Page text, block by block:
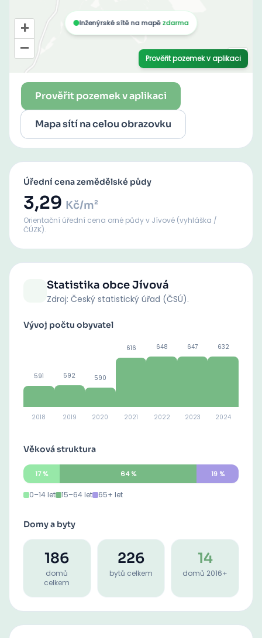
Prověřit pozemek v aplikaci
Mapa sítí na celou obrazovku
Úřední cena zemědělské půdy
3,29 Kč/m²
Orientační úřední cena orné půdyv Jívové (vyhláška /
ČÚZK).
Statistika obceJívová
Zdroj: Český statistický úřad (ČSÚ).
Vývoj počtu obyvatel
591
2018
592
2019
590
2020
616
2021
648
2022
647
2023
632
2024
Věková struktura
17% 64% 19%
0–14 let 15–64 let 65+ let
Domy a byty
186
domů
celkem
226
bytů celkem
14
domů 2016+